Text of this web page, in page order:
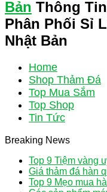
Bản Thông
Phân Phối Sỉ
Nhật Bản
Home
Shop Thảm Đá
Top Mua Sắm
Top Shop
Tin Tức
Breaking News
Top 9 Tiệm vàng
Giá thảm đá hàn
Top 9 Mẹo mua